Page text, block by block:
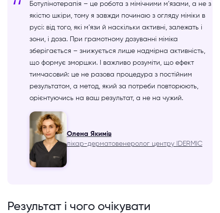
Ботулінотерапія – це робота з мімічними м’язами, а не з
якістю шкіри, тому я завжди починаю з огляду міміки в
русі: від того, які м’язи й наскільки активні, залежать і
зони, і доза. При грамотному дозуванні міміка
зберігається – знижується лише надмірна активність,
що формує зморшки. І важливо розуміти, що ефект
тимчасовий: це не разова процедура з постійним
результатом, а метод, який за потреби повторюють,
орієнтуючись на ваш результат, а не на чужий.
Олена Якимів
лікар-дерматовенеролог центру IDERMIC
Результат і чого очікувати